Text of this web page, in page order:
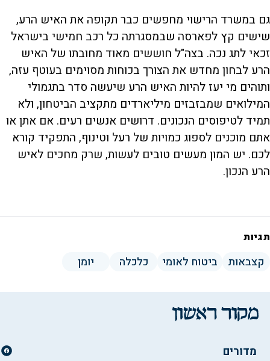
גם במשרד הרישוי מחפשים כבר תקופה את האיש הרע,
שישים קץ לפארסה שבמסגרתה כל רכב חמישי בישראל
זכאי לתג נכה. בצה"ל חוששים מאוד מחובתו של האיש
הרע לבחון מחדש את הצורך בכוחות מסוימים בעוטף עזה,
ותוהים מי יעז להיות האיש הרע שיעשה סדר בתגמולי
המילואים שמבזבזים מיליארדים מתקציב הביטחון, ולא
תמיד לטיפוסים הנכונים. דרושים אנשים רעים. אם אתן או
אתם מוכנים לספוג כמויות של רעל וטינוף, התפקיד קורא
לכם. יש המון מעשים טובים לעשות, שרק מחכים לאיש
הרע הנכון.
תגיות
קצבאות ביטוח לאומי כלכלה יומן
מדורים